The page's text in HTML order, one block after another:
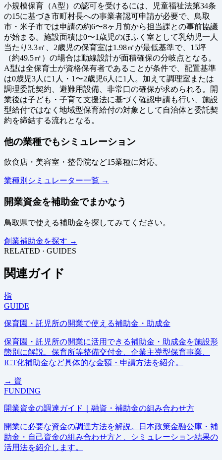
小規模保育（A型）の認可を受けるには、児童福祉法第34条
の15に基づき市町村長への事業者認可申請が必要で、鳥取
市・米子市では申請の約6〜8ヶ月前から担当課との事前協議
が始まる。施設面積は0〜1歳児のほふく室として乳幼児一人
当たり3.3㎡、2歳児の保育室は1.98㎡が最低基準で、15坪
（約49.5㎡）の場合は動線設計が面積確保の分岐点となる。
A型は全保育士が資格保有者であることが条件で、配置基準
は0歳児3人に1人・1〜2歳児6人に1人。加えて調理室または
調理委託契約、避難用設備、非常口の確保が求められる。開
業後は子ども・子育て支援法に基づく確認申請も行い、施設
型給付ではなく地域型保育給付の対象として自治体と委託契
約を締結する流れとなる。
他の業種でもシミュレーション
飲食店・美容室・整骨院など15業種に対応。
業種別シミュレーター一覧 →
開業資金を補助金でまかなう
鳥取県で使える補助金を探してみてください。
創業補助金を探す →
RELATED · GUIDES
関連ガイド
指
GUIDE
保育園・託児所の開業で使える補助金・助成金
保育園・託児所の開業に活用できる補助金・助成金を施設形
態別に解説。保育所等整備交付金、企業主導型保育事業、
ICT化補助金など具体的な金額・申請方法を紹介。
→ 資
FUNDING
開業資金の調達ガイド｜融資・補助金の組み合わせ方
開業に必要な資金の調達方法を解説。日本政策金融公庫・補
助金・自己資金の組み合わせ方と、シミュレーション結果の
活用法を紹介します。